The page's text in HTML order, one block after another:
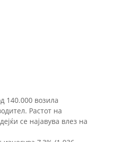
140.000 возила
Растот на
се најавува влез на